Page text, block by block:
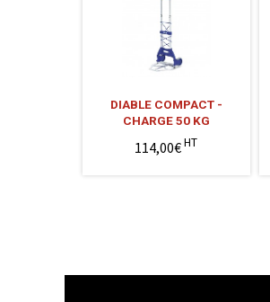
DIABLE COMPACT -
CHARGE 50 KG
114,00€HT